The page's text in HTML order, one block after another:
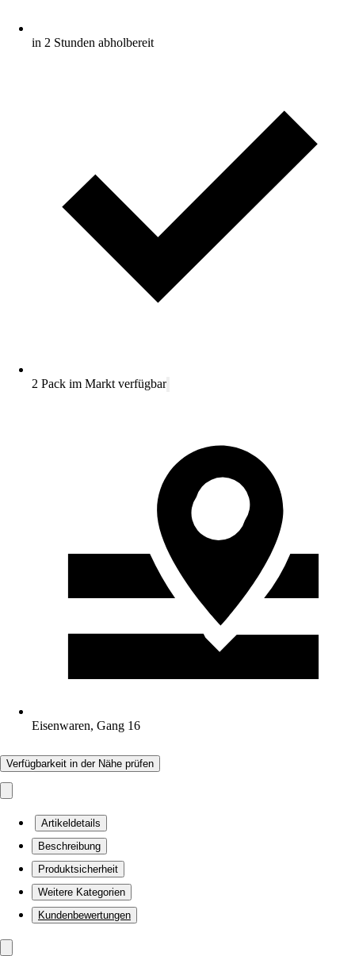
in 2 Stunden abholbereit
2 Pack im Markt verfügbar
Eisenwaren, Gang 16
Verfügbarkeit in der Nähe prüfen
Artikeldetails
Beschreibung
Produktsicherheit
Weitere Kategorien
Kundenbewertungen